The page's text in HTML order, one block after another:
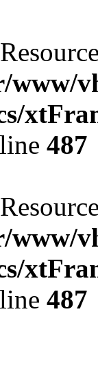
www/
487
www/
487